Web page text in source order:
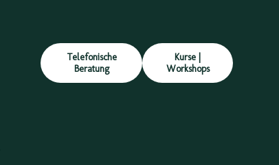
Telefonische
Beratung
Kurse |
Workshops